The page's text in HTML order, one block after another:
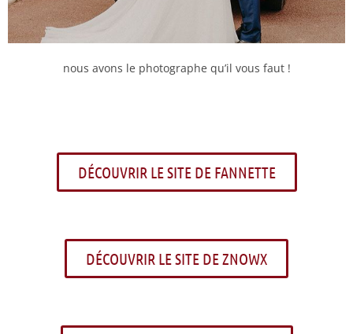
nous avons le photographe qu’il vous faut !
DÉCOUVRIR LE SITE DE FANNETTE
DÉCOUVRIR LE SITE DE ZNOWX